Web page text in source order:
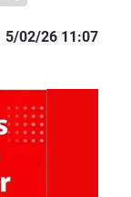
5/02/26 11:07